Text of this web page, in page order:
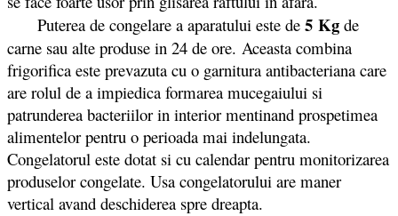
Puterea de congelare a aparatului este de 5 Kg de
carne sau alte produse in 24 de ore. Aceasta combina
frigorifica este prevazuta cu o garnitura antibacteriana care
are rolul de a impiedica formarea mucegaiului si
patrunderea bacteriilor in interior mentinand prospetimea
alimentelor pentru o perioada mai indelungata.
Congelatorul este dotat si cu calendar pentru monitorizarea
produselor congelate. Usa congelatorului are maner
vertical avand deschiderea spre dreapta.